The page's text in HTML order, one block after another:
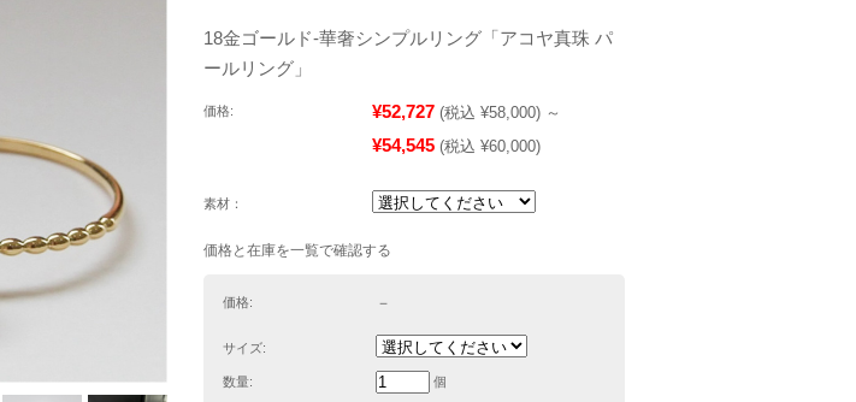
18金ゴールド-華奢シンプルリング「アコヤ真珠 パ
ールリング」
価格: ¥52,727 (税込 ¥58,000) ～
¥54,545 (税込 ¥60,000)
素材：
価格と在庫を一覧で確認する
価格: －
サイズ:
数量: 個